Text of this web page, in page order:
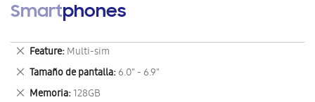
Smartphones
Feature Multi-sim
Eliminar
este
artículo
Tamaño de pantalla 6.0" - 6.9"
Eliminar
este
Memoria 128GB
Eliminar